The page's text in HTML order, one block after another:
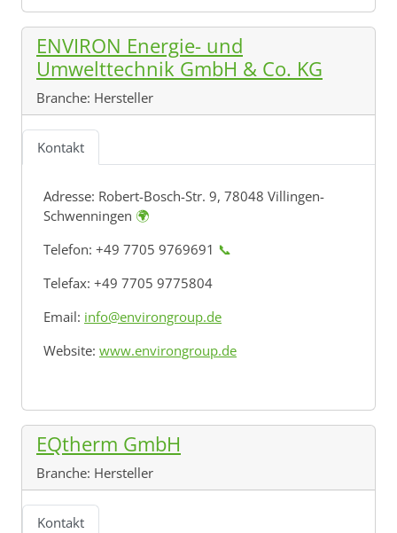
ENVIRON Energie- und
Umwelttechnik GmbH & Co. KG
Branche: Hersteller
Kontakt
Adresse: Robert-Bosch-Str. 9, 78048 Villingen-
Schwenningen 🌍
Telefon: +49 7705 9769691 📞
Telefax: +49 7705 9775804
Email: info@environgroup.de
Website: www.environgroup.de
EQtherm GmbH
Branche: Hersteller
Kontakt